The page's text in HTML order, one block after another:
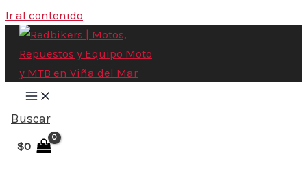
Ir al contenido
Buscar
$0